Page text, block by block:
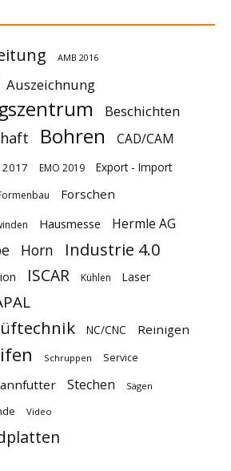
AMB 2016
Auszeichnung
Beschichten
Bohren CAD/CAM
2017 EMO 2019 Export - Import
Forschen
Hausmesse Hermle AG
Horn Industrie 4.0
ISCAR Kühlen
Laser
NC/CNC Reinigen
Schruppen Service
Stechen Sägen
Video